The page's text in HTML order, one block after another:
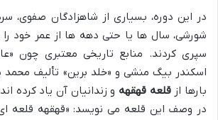
در این دوره، بسیاری از شاهزادگان صفوی،
شورشی، سال ها یا حتی دهه ها از عمر خود
سپری کردند. منابع تاریخی معتبری چون
اسکندر بیگ منشی و «خلد برین» تألیف محمد
بارها ازقلعه قهقهه و زندانیان آن یاد کرده
در وصف این قلعه می نویسد: «قهقهه قلعه